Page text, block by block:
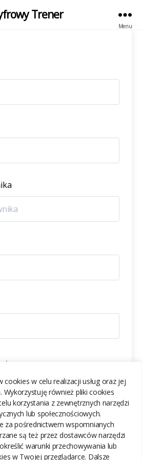
cookies w celu realizacji usług oraz jej
Wykorzystuję również pliki cookies
korzystania z zewnętrznych narzędzi
lub społecznościowych.
za pośrednictwem wspomnianych
są też przez dostawców narzędzi
warunki przechowywania lub
w Twojej przeglądarce. Dalsze
Trener
Menu
SIĘ